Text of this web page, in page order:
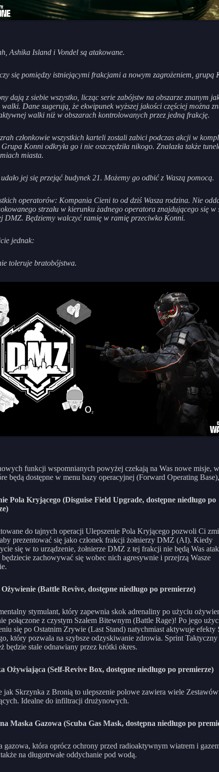
Ashika Island i Vondel są atakowane.
się pomiędzy istniejącymi frakcjami a nowym zagrożeniem, grupą
dają z siebie wszystko, licząc serie zabójstw na obszarze znanym
Dane sugerują, że ekwipunek wyższej jakości częściej można
walki niż w obszarach kontrolowanych przez jedną frakcję.
członkowie wszystkich karteli zostali zabici podczas akcji w
Konni odkryła go i nie oszczędziła nikogo. Znalazła także
miasta.
jej się przejąć budynek 21. Możemy go odbić z Waszą pomocą.
operatorów: Kompania Cieni to od dziś Wasza rodzina. Nie
strzału w kierunku żadnego operatora znajdującego się w
DMZ. Będziemy walczyć ramię w ramię przeciwko Konni.
jednak:
toleruje bratobójstwa.
funkcji wspomnianych powyżej czekają na Was nowe misje,
będą dostępne w menu bazy operacyjnej (Forward Operating
Pola Kryjącego (Disguise Field Upgrade, dostępne niedługo po
do tajnych operacji Ulepszenie Pola Kryjącego pozwoli Ci
prezentować się jako członek frakcji żołnierzy DMZ (AI). Kiedy
się w to urządzenie, żołnierze DMZ z tej frakcji nie będą Was
będziecie zachowywać się wobec nich agresywnie i przejrzą Wasze
(Battle Revive, dostępne niedługo po premierze)
stymulant, który zapewnia skok adrenaliny po użyciu
połączone z czystym Szałem Bitewnym (Battle Rage)! Po jego
się po Ostatnim Zrywie (Last Stand) natychmiast aktywuje efekty
który pozwala na szybsze odzyskiwanie zdrowia. Sprint
będzie stale odnawiany przez krótki okres.
Ożywiająca (Self-Revive Box, dostępne niedługo po premierze)
jak Skrzynka z Bronią to ulepszenie polowe zawiera wiele Zestawów
Idealne do infiltracji drużynowych.
Maska Gazowa (Scuba Gas Mask, dostępna niedługo po
gazowa, która oprócz ochrony przed radioaktywnym wiatrem i
na długotrwałe oddychanie pod wodą.